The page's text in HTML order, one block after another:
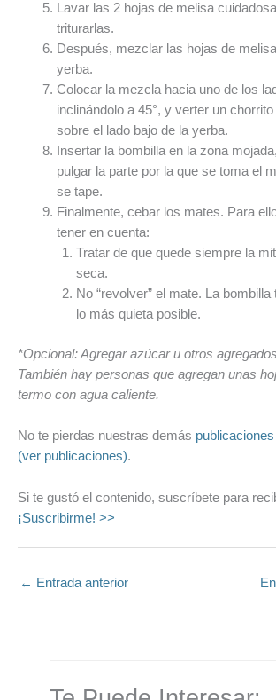
Lavar las 2 hojas de melisa
triturarlas.
Después, mezclar las hojas de
yerba.
Colocar la mezcla hacia uno de los
inclinándolo a 45°, y verter un
sobre el lado bajo de la yerba.
Insertar la bombilla en la zona
pulgar la parte por la que se toma el
se tape.
Finalmente, cebar los mates. Para
tener en cuenta:
Tratar de que quede siempre la
seca.
No “revolver” el mate. La
lo más quieta posible.
*Opcional: Agregar azúcar u otros
También hay personas que agregan unas
termo con agua caliente.
No te pierdas nuestras demás
(ver publicaciones).
Si te gustó el contenido, suscríbete para
¡Suscribirme! >>
← Entrada anterior